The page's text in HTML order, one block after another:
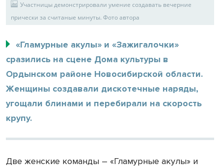
Участницы демонстрировали умение создавать вечерние
прически за считаные минуты. Фото автора
«Гламурные акулы» и «Зажигалочки»
сразились на сцене Дома культуры в
Ордынском районе Новосибирской области.
Женщины создавали дискотечные наряды,
угощали блинами и перебирали на скорость
крупу.
Две женские команды – «Гламурные акулы» и